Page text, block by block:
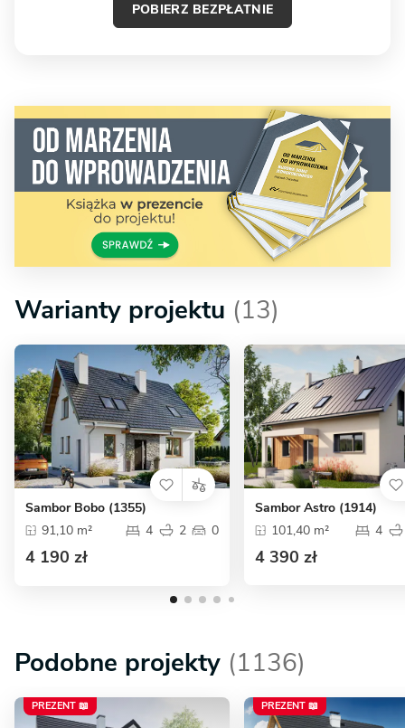
POBIERZ BEZPŁATNIE
Warianty projektu (13)
Sambor Bobo (1355)
91,10 m²
4 2 0
4 190 zł
Sambor Astro (1914)
101,40 m²
4
4 390 zł
Podobne projekty (1136)
PREZENT 📖 PREZENT 📖